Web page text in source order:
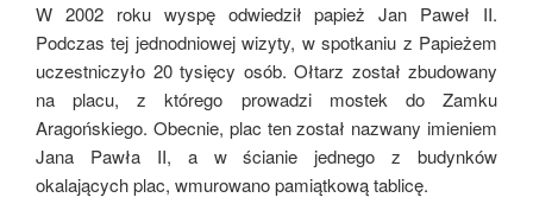
W 2002 roku wyspę odwiedził papież Jan Paweł II.
Podczas tej jednodniowej wizyty, w spotkaniu z Papieżem
uczestniczyło 20 tysięcy osób. Ołtarz został zbudowany
na placu, z którego prowadzi mostek do Zamku
Aragońskiego. Obecnie, plac ten został nazwany imieniem
Jana Pawła II, a w ścianie jednego z budynków
okalających plac, wmurowano pamiątkową tablicę.